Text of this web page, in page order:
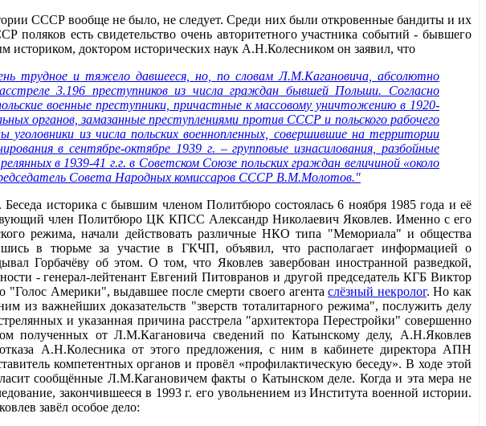
СССР вообще не было, не следует. Среди них были откровенные бандиты и их
поляков есть свидетельство очень авторитетного участника событий - бывшего
доктором исторических наук А.Н.Колесником он заявил, что
трудное и тяжело давшееся, но, по словам Л.М.Кагановича, абсолютно
3.196 преступников из числа граждан бывшей Польши. Согласно
военные преступники, причастные к массовому уничтожению в 1920-
органов, замазанные преступлениями против СССР и польского рабочего
из числа польских военнопленных, совершившие на территории
в сентябре-октябре 1939 г. – групповые изнасилования, разбойные
в 1939-41 г.г. в Советском Союзе польских граждан величиной «около
Совета Народных комиссаров СССР В.М.Молотов."
историка с бывшим членом Политбюро состоялась 6 ноября 1985 года и её
член Политбюро ЦК КПСС Александр Николаевич Яковлев. Именно с его
режима, начали действовать различные НКО типа "Мемориала" и общества
в тюрьме за участие в ГКЧП, объявил, что располагает информацией о
Горбачёву об этом. О том, что Яковлев завербован иностранной разведкой,
- генерал-лейтенант Евгений Питовранов и другой председатель КГБ Виктор
"Голос Америки", выдавшее после смерти своего агентаслёзный некролог. Но как
из важнейших доказательств "зверств тоталитарного режима", послужить делу
и указанная причина расстрела "архитектора Перестройки" совершенно
полученных от Л.М.Кагановича сведений по Катынскому делу, А.Н.Яковлев
А.Н.Колесника от этого предложения, с ним в кабинете директора АПН
компетентных органов и провёл «профилактическую беседу». В ходе этой
сообщённые Л.М.Кагановичем факты о Катынском деле. Когда и эта мера не
закончившееся в 1993 г. его увольнением из Института военной истории.
завёл особое дело: